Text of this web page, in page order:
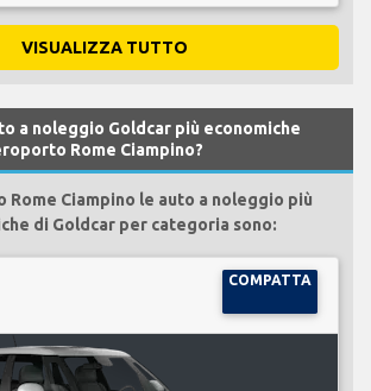
VISUALIZZA TUTTO
a noleggio Goldcar più economiche
Rome Ciampino?
Rome Ciampino le auto a noleggio più
di Goldcar per categoria sono:
COMPATTA